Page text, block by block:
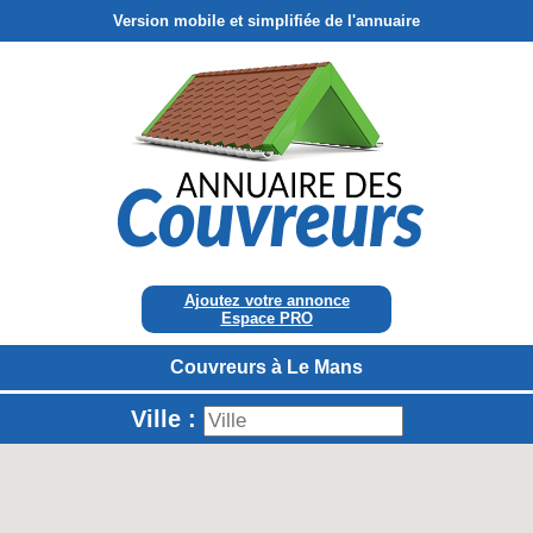
Version mobile et simplifiée de l'annuaire
Ajoutez votre annonce
Espace PRO
Couvreurs à Le Mans
Ville :